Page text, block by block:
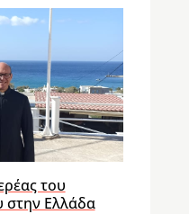
του
στην Ελλάδα